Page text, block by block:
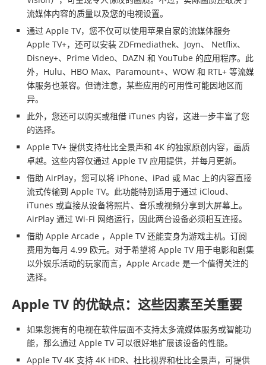
流媒体内容的质量以及您的电视设置。
通过 Apple TV，您不仅可以使用苹果自家的流媒体服务
Apple TV+，还可以安装 ZDFmediathek、Joyn、 Netflix、
Disney+、Prime Video、DAZN 和 YouTube 的应用程序。此
外，Hulu、HBO Max、Paramount+、WOW 和 RTL+ 等流媒
体服务也兼容。但请注意，某些应用的可用性可能因地区而
异。
此外，您还可以购买或租借 iTunes 内容，这进一步丰富了您
的选择。
Apple TV+ 提供支持杜比全景声和 4K 的独家原创内容，画质
卓越。这些内容仅通过 Apple TV 应用提供，并每月更新。
借助 AirPlay，您可以将 iPhone、iPad 或 Mac 上的内容直接
流式传输到 Apple TV。此功能特别适用于通过 iCloud、
iTunes 或直接从设备将照片、音乐或视频分享到大屏幕上。
AirPlay 通过 Wi-Fi 网络运行，因此两台设备必须相互连接。
借助 Apple Arcade ，Apple TV 还能变身为游戏主机。订阅
费用为每月 4.99 欧元。对于希望将 Apple TV 用于电影和剧集
以外娱乐活动的玩家而言，Apple Arcade 是一个值得关注的
选择。
Apple TV 的优缺点：这些因素至关重要
如果您拥有的电视在软件层面不支持太多流媒体服务或智能功
能，那么通过 Apple TV 可以很好地扩展该设备的性能。
Apple TV 4K 支持 4K HDR、杜比视界和杜比全景声，可提供